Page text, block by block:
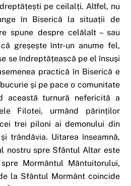
pe ceilalți. Altfel, nu
în Biserică la situații de
spune despre celălalt – sau
greșește într-un anume fel,
se îndreptățească pe el însuși
practică în Biserică e
și pe pace o comunitate
această turnură nefericită a
Filotei, urmând părinților
trei piloni ai demonului din
trândăvia. Uitarea înseamnă,
nostru spre Sfântul Altar este
Mormântul Mântuitorului,
la Sfântul Mormânt coincide